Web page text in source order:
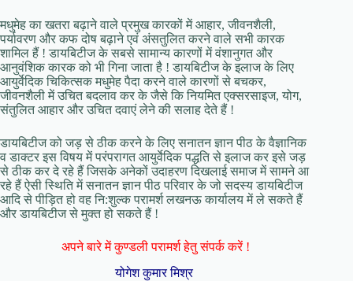
मधुमेह का खतरा बढ़ाने वाले प्रमुख कारकों में आहार, जीवनशैली,
पर्यावरण और कफ दोष बढ़ाने एवं अंसतुलित करने वाले सभी कारक
शामिल हैं ! डायबिटीज के सबसे सामान्य कारणों में वंशानुगत और
आनुवंशिक कारक को भी गिना जाता है ! डायबिटीज के इलाज के लिए
आयुर्वेदिक चिकित्सक मधुमेह पैदा करने वाले कारणों से बचकर,
जीवनशैली में उचित बदलाव कर के जैसे कि नियमित एक्सरसाइज, योग,
संतुलित आहार और उचित दवाएं लेने की सलाह देते हैं !
डायबिटीज को जड़ से ठीक करने के लिए सनातन ज्ञान पीठ के वैज्ञानिक
व डाक्टर इस विषय में परंपरागत आयुर्वेदिक पद्धति से इलाज कर इसे जड़
से ठीक कर दे रहे हैं जिसके अनेकों उदाहरण दिखलाई समाज में सामने आ
रहे हैं ऐसी स्थिति में सनातन ज्ञान पीठ परिवार के जो सदस्य डायबिटीज
आदि से पीड़ित हो वह नि:शुल्क परामर्श लखनऊ कार्यालय में ले सकते हैं
और डायबिटीज से मुक्त हो सकते हैं !
अपने बारे में कुण्डली परामर्श हेतु संपर्क करें !
योगेश कुमार मिश्र